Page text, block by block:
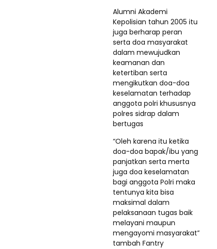
Alumni Akademi
Kepolisian tahun 2005 itu
juga berharap peran
serta doa masyarakat
dalam mewujudkan
keamanan dan
ketertiban serta
mengikutkan doa-doa
keselamatan terhadap
anggota polri khususnya
polres sidrap dalam
bertugas
“Oleh karena itu ketika
doa-doa bapak/ibu yang
panjatkan serta merta
juga doa keselamatan
bagi anggota Polri maka
tentunya kita bisa
maksimal dalam
pelaksanaan tugas baik
melayani maupun
mengayomi masyarakat”
tambah Fantry